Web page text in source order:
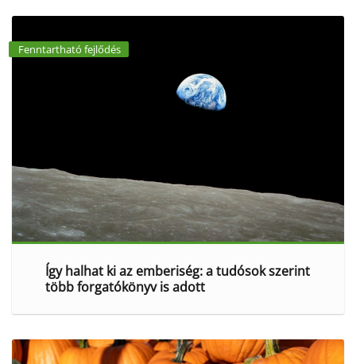
Fenntartható fejlődés
Így halhat ki az emberiség: a tudósok szerint
több forgatókönyv is adott